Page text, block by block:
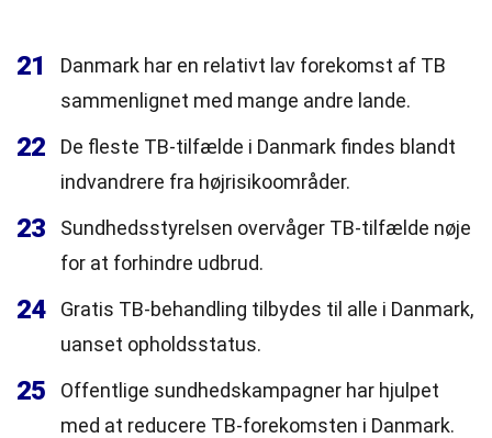
21
Danmark har en relativt lav forekomst af TB
sammenlignet med mange andre lande.
22
De fleste TB-tilfælde i Danmark findes blandt
indvandrere fra højrisikoområder.
23
Sundhedsstyrelsen overvåger TB-tilfælde nøje
for at forhindre udbrud.
24
Gratis TB-behandling tilbydes til alle i Danmark,
uanset opholdsstatus.
25
Offentlige sundhedskampagner har hjulpet
med at reducere TB-forekomsten i Danmark.